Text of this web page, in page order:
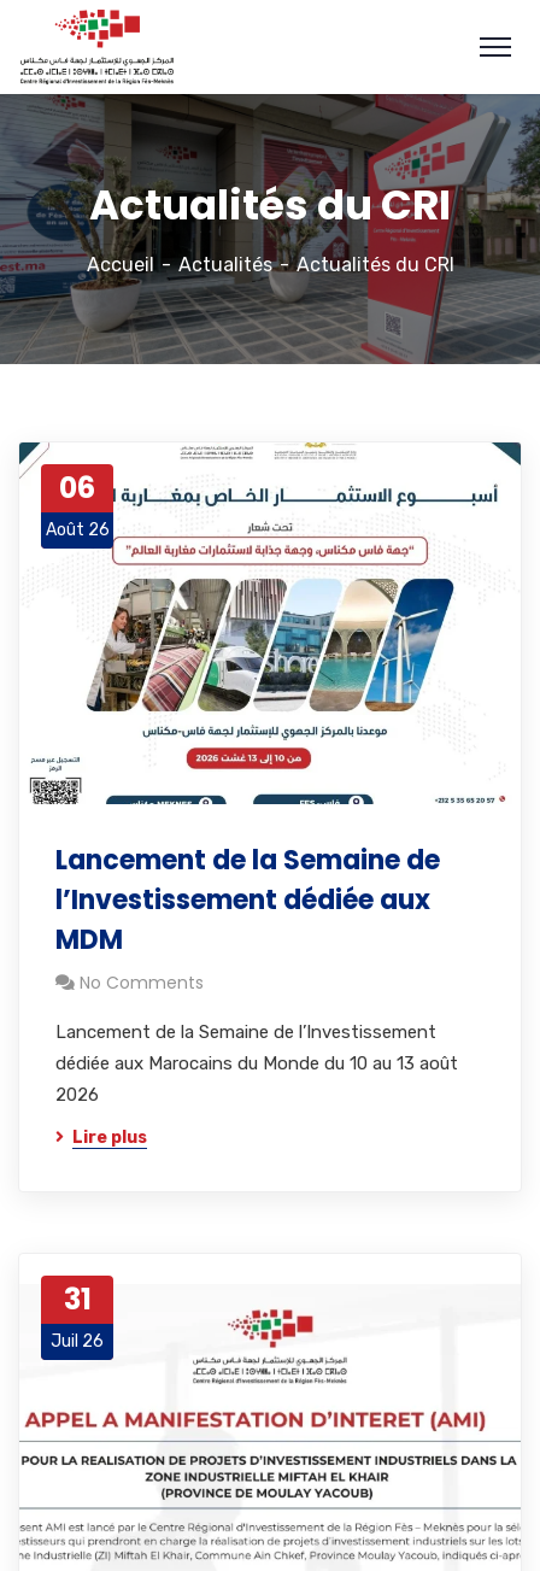
Actualités du CRI
Accueil Actualités Actualités du CRI
06
Août 26
Lancement de la Semaine de
l’Investissement dédiée aux
MDM
No Comments
Lancement de la Semaine de l’Investissement
dédiée aux Marocains du Monde du 10 au 13 août
2026
Lire plus
31
Juil 26